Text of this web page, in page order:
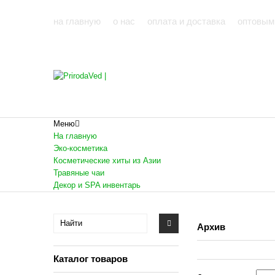
на главную о нас оплата и доставка
Меню
На главную
Эко-косметика
Косметические хиты из Азии
Травяные чаи
Декор и SPA инвентарь
Архив
Каталог товаров